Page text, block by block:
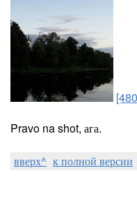
Pravo na shot, ага.
вверх^ к полной версии